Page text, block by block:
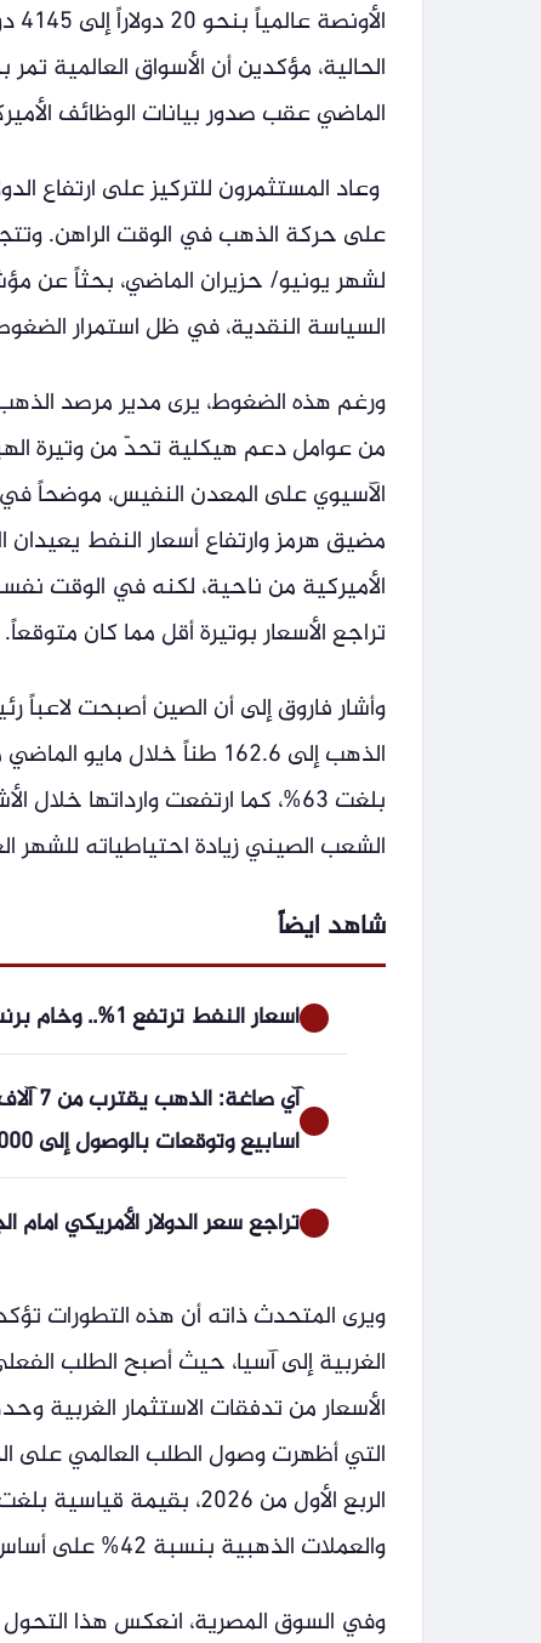
الحالية، مؤكدين أن الأسواق العالمية
الماضي عقب صدور بيانات الوظائف
وعاد المستثمرون للتركيز على ارتفاع
على حركة الذهب في الوقت الراهن.
لشهر يونيو/ حزيران الماضي، بحثاً عن
السياسة النقدية، في ظل استمرار
ورغم هذه الضغوط، يرى مدير مرصد الذهب
من عوامل دعم هيكلية تحدّ من وتيرة
الآسيوي على المعدن النفيس، موضحاً في
مضيق هرمز وارتفاع أسعار النفط يعيدان
الأميركية من ناحية، لكنه في الوقت
تراجع الأسعار بوتيرة أقل مما كان متوقعاً.
وأشار فاروق إلى أن الصين أصبحت لاعباً
الشعب الصيني زيادة احتياطياته للشهر
شاهد ايضاً
أسعار النفط ترتفع 1%.. وخام برنت لشهر أكتوبر فوق 80 دولارًا (تحديث)
أسابيع وتوقعات بالوصول إلى 5000 دولار
تراجع سعر الدولار الأمريكي أمام
ويرى المتحدث ذاته أن هذه التطورات
الغربية إلى آسيا، حيث أصبح الطلب
الأسعار من تدفقات الاستثمار الغربية
والعملات الذهبية بنسبة 42% على أساس سنوي، مقابل تراجع الطلب على المشغولات الذهبية.
وفي السوق المصرية، انعكس هذا